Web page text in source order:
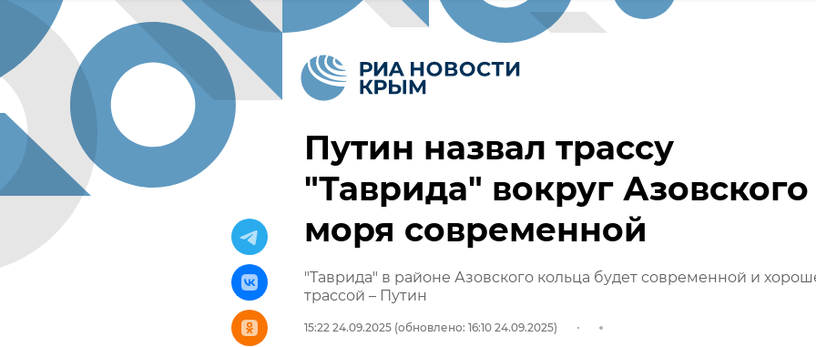
Путин назвал трассу
"Таврида" вокруг Азовского
моря современной
"Таврида" в районе Азовского кольца будет современной и
трассой – Путин
15:22 24.09.2025 (обновлено: 16:10 24.09.2025)